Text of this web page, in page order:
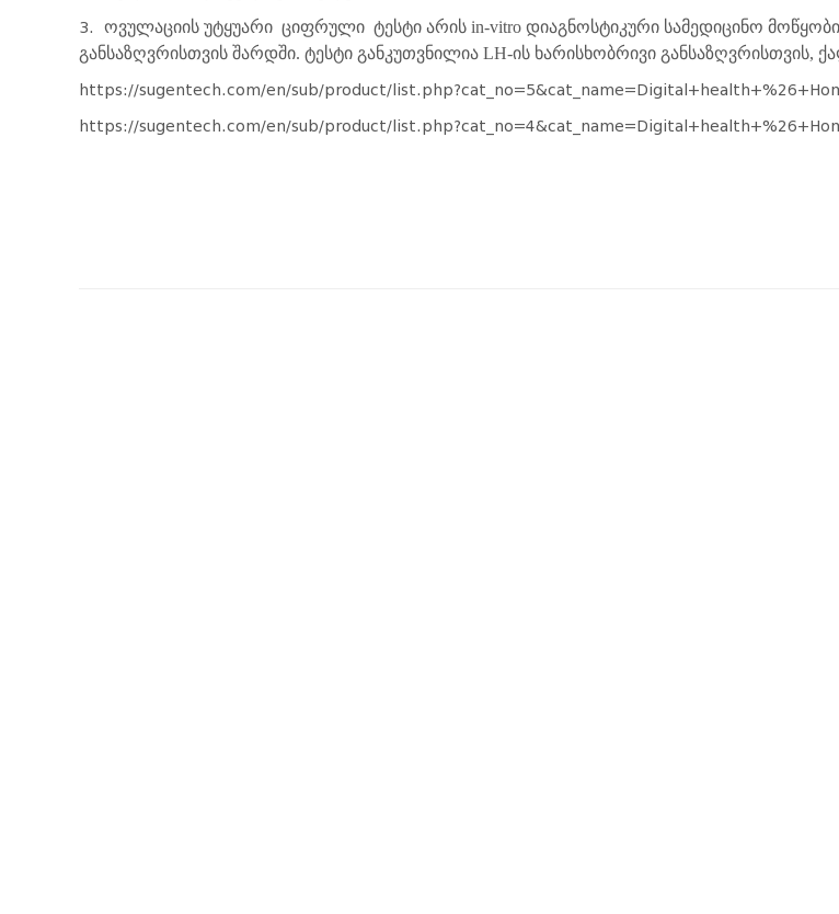
3. ოვულაციის უტყუარი ციფრული ტესტი არის in-vitro დიაგნოსტიკური სამედიცინო
განსაზღვრისთვის შარდში. ტესტი განკუთვნილია LH-ის ხარისხობრივი
https://sugentech.com/en/sub/product/
https://sugentech.com/en/sub/product/